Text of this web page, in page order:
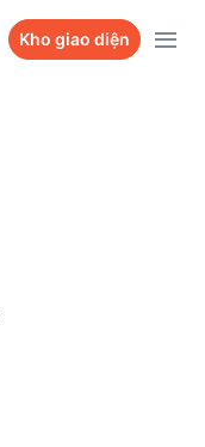
Kho giao diện